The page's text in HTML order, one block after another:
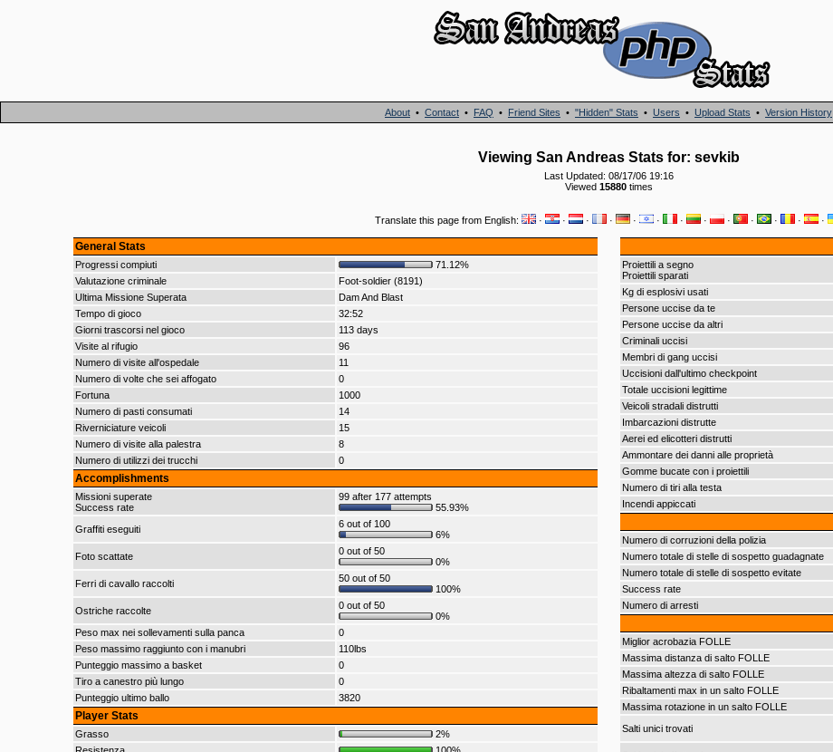
About • Contact • FAQ • Friend Sites • "Hidden" Stats • Users • Upload Stats • Version History
Viewing San Andreas Stats for: sevkib
Last Updated: 08/17/06 19:16
Viewed 15880times
Translate this page from English: · · · · · · · · · · · · ·
General Stats
Progressi compiuti
71.12%
Valutazione criminale
Foot-soldier (8191)
Ultima Missione Superata
Dam And Blast
Tempo di gioco
32:52
Giorni trascorsi nel gioco
113 days
Visite al rifugio
96
Numero di visite all'ospedale
11
Numero di volte che sei affogato
0
Fortuna
1000
Numero di pasti consumati
14
Riverniciature veicoli
15
Numero di visite alla palestra
8
Numero di utilizzi dei trucchi
0
Accomplishments
Missioni superate
Success rate
99 after 177 attempts
55.93%
Graffiti eseguiti
6 out of 100
6%
Foto scattate
0 out of 50
0%
Ferri di cavallo raccolti
50 out of 50
100%
Ostriche raccolte
0 out of 50
0%
Peso max nei sollevamenti sulla panca
0
Peso massimo raggiunto con i manubri
110lbs
Punteggio massimo a basket
0
Tiro a canestro più lungo
0
Punteggio ultimo ballo
3820
Player Stats
Grasso
2%
Proiettili a segno
Proiettili sparati
Kg di esplosivi usati
Persone uccise da te
Persone uccise da altri
Criminali uccisi
Membri di gang uccisi
Uccisioni dall'ultimo checkpoint
Totale uccisioni legittime
Veicoli stradali distrutti
Imbarcazioni distrutte
Aerei ed elicotteri distrutti
Ammontare dei danni alle proprietà
Gomme bucate con i proiettili
Numero di tiri alla testa
Incendi appiccati
Numero di corruzioni della polizia
Numero totale di stelle di sospetto guadagnate
Numero totale di stelle di sospetto evitate
Success rate
Numero di arresti
Miglior acrobazia FOLLE
Massima distanza di salto FOLLE
Massima altezza di salto FOLLE
Ribaltamenti max in un salto FOLLE
Massima rotazione in un salto FOLLE
Salti unici trovati